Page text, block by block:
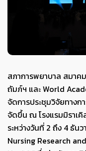
สภาการพยาบาล สมาค
ถัมภ์ฯ และ World
จัดการประชุมวิจัยทางก
จัดขึ้น ณ โรงแรมมิราเ
ระหว่างวันที่ 2 ถึง 4 ธัน
Nursing Research